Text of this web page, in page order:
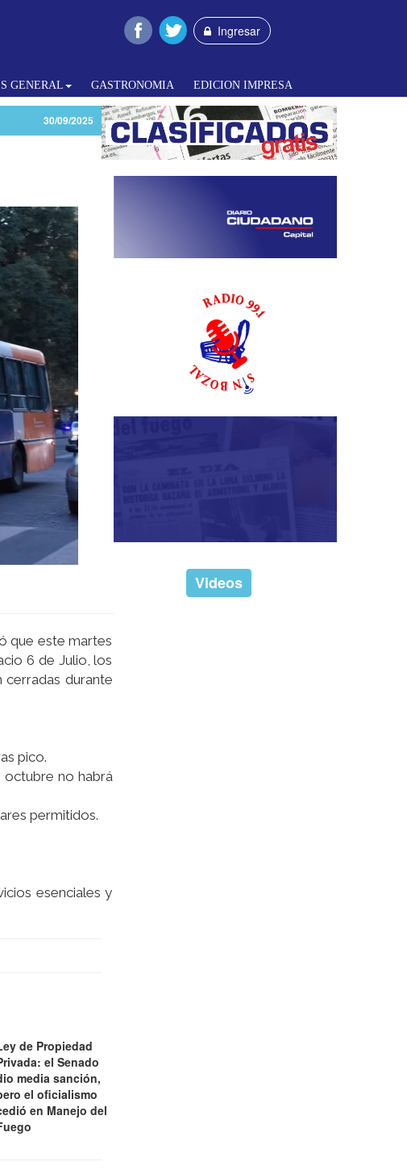
Ingresar
GENERAL GASTRONOMIA EDICION IMPRESA
30/09/2025
que este martes
6 de Julio, los
cerradas durante
pico.
octubre no habrá
permitidos.
esenciales y
de Propiedad
el Senado
media sanción,
el oficialismo
en Manejo del
Videos